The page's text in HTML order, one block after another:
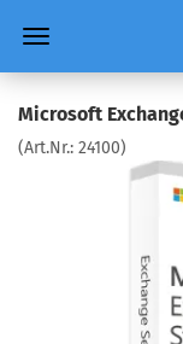
Microsoft
(Art.Nr.: 24100)